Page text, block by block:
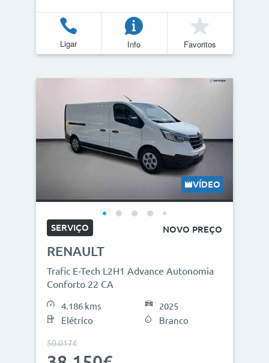
Quilómetros
Campanha
Campanhas
Ligar Info Favoritos
VÍDEO
SERVIÇO NOVO PREÇO
RENAULT
Trafic E-Tech L2H1 Advance Autonomia
Conforto 22 CA
4.186 kms
Elétrico
2025
Branco
50.017€